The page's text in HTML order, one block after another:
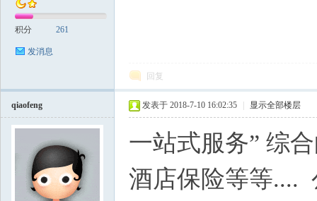
积分 261
发消息
回复
qiaofeng 发表于 2018-7-10 16:02:35 显示全部楼层
一站式服务” 综
酒店保险等等....